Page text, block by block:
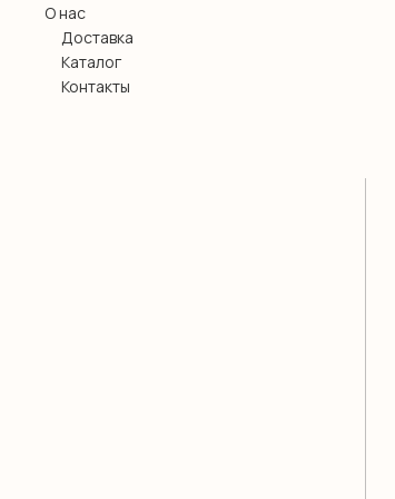
О нас
Доставка
Каталог
Контакты